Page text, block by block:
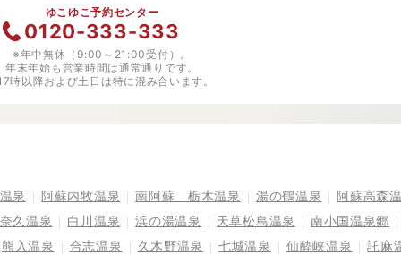
ゆこゆこ予約センター
0120-333-333
※年中無休（9:00～21:00受付）。
年末年始も営業時間は通常通りです。
時以降および土日は特に混み合います。
泉 阿蘇内牧温泉 南阿蘇 栃木温泉 湯の鶴温泉
阿蘇高森
久温泉
白川温泉 浜の湯温泉 天草松島温泉
南小国温泉郷
熊入温泉
合志温泉 久木野温泉 七城温泉 仙酔峡温泉
託麻